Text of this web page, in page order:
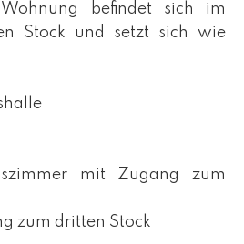
Wohnung befindet sich im
Stock und setzt sich wie
mit Zugang zum
zum dritten Stock